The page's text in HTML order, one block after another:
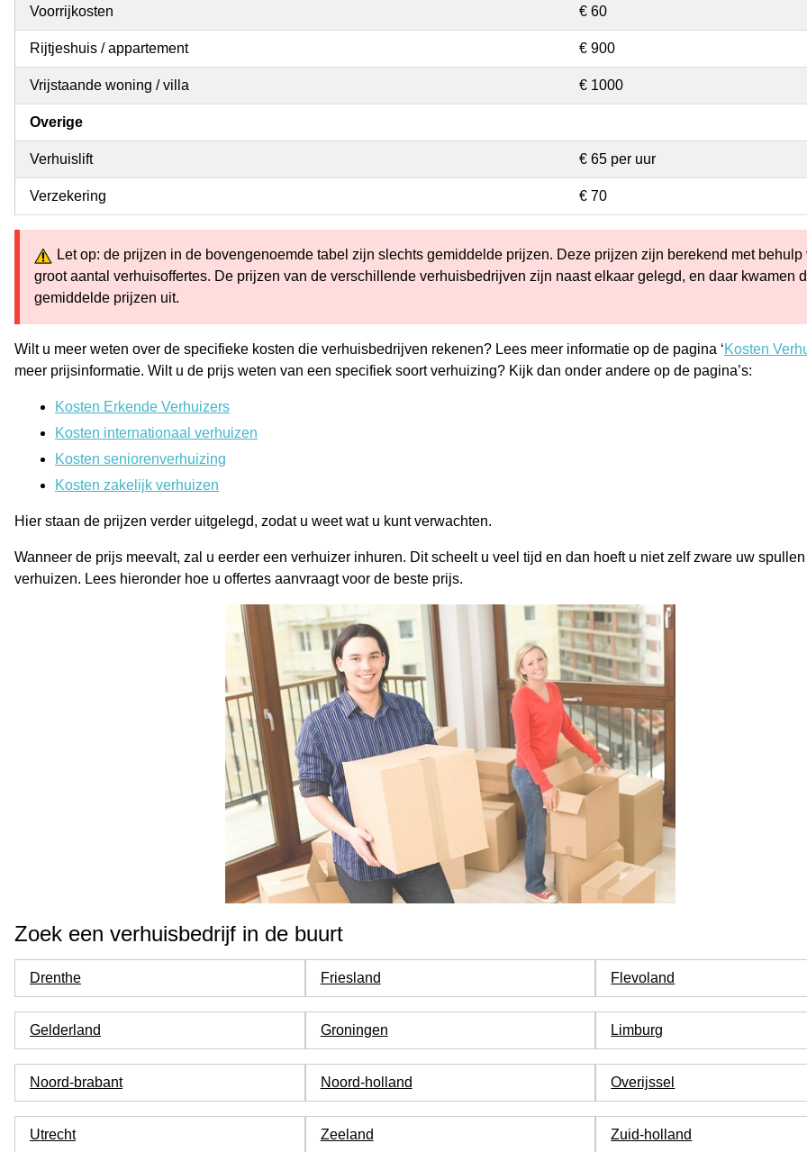
Voorrijkosten € 60
Rijtjeshuis / appartement € 900
Vrijstaande woning / villa € 1000
Overige
Verhuislift € 65 per uur
Verzekering € 70
Let op: de prijzen in de bovengenoemde tabel zijn slechts gemiddelde prijzen. Deze prijzen zijn berekend met behulp
groot aantal verhuisoffertes. De prijzen van de verschillende verhuisbedrijven zijn naast elkaar gelegd, en daar kwamen
gemiddelde prijzen uit.
Wilt u meer weten over de specifieke kosten die verhuisbedrijven rekenen? Lees meer informatie op de pagina ‘Kosten
meer prijsinformatie. Wilt u de prijs weten van een specifiek soort verhuizing? Kijk dan onder andere op de pagina’s:
Kosten Erkende Verhuizers
Kosten internationaal verhuizen
Kosten seniorenverhuizing
Kosten zakelijk verhuizen
Hier staan de prijzen verder uitgelegd, zodat u weet wat u kunt verwachten.
Wanneer de prijs meevalt, zal u eerder een verhuizer inhuren. Dit scheelt u veel tijd en dan hoeft u niet zelf zware uw
verhuizen. Lees hieronder hoe u offertes aanvraagt voor de beste prijs.
Zoek een verhuisbedrijf in de buurt
Drenthe Friesland Flevoland
Gelderland Groningen Limburg
Noord-brabant Noord-holland Overijssel
Utrecht Zeeland Zuid-holland